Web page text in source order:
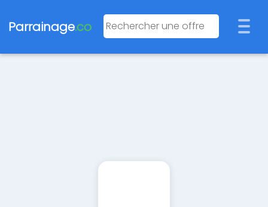
Parrainage.co